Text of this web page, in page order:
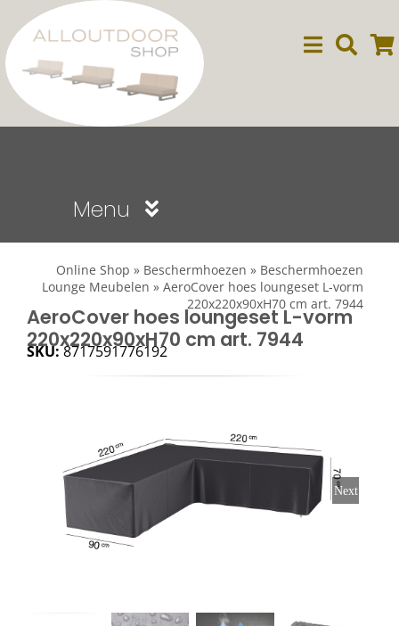
naar
inhoud
Menu
Dining
Bijzettafels
Online Shop » Beschermhoezen » Beschermhoezen
Lounge Meubelen » AeroCover hoes loungeset L-vorm
220x220x90xH70 cm art. 7944
AeroCover hoes loungeset L-vorm
220x220x90xH70 cm art. 7944
SKU:8717591776192
Next